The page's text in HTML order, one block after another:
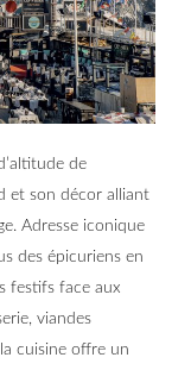
de
et son décor alliant
Adresse iconique
des épicuriens en
festifs face aux
viandes
cuisine offre un